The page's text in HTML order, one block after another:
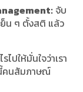
จับ
ย็น ๆ ตั้งสติ แล้ว
ไปให้มั่นใจว่าเรา
นี้คนสัมภาษณ์